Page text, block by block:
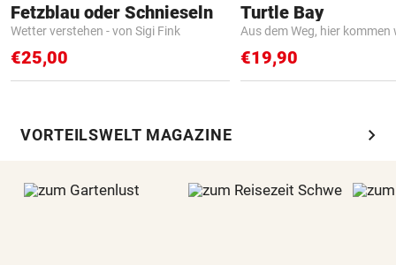
Fetzblau oder Schnieseln
Wetter verstehen - von Sigi Fink
€25,00
Turtle Bay
Aus dem Weg, hier kommen
€19,90
VORTEILSWELT MAGAZINE chevron_right